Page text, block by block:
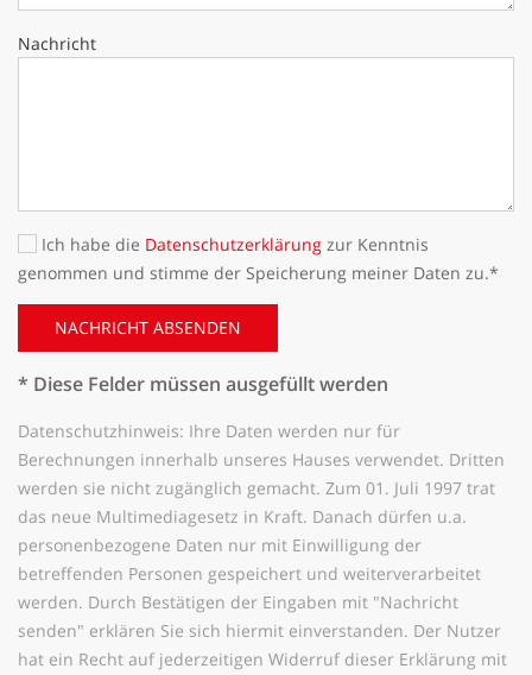
Nachricht
Ich habe die Datenschutzerklärung zur Kenntnis
genommen und stimme der Speicherung meiner Daten zu.*
NACHRICHT ABSENDEN
* Diese Felder müssen ausgefüllt werden
Datenschutzhinweis: Ihre Daten werden nur für
Berechnungen innerhalb unseres Hauses verwendet. Dritten
werden sie nicht zugänglich gemacht. Zum 01. Juli 1997 trat
das neue Multimediagesetz in Kraft. Danach dürfen u.a.
personenbezogene Daten nur mit Einwilligung der
betreffenden Personen gespeichert und weiterverarbeitet
werden. Durch Bestätigen der Eingaben mit "Nachricht
senden" erklären Sie sich hiermit einverstanden. Der Nutzer
hat ein Recht auf jederzeitigen Widerruf dieser Erklärung mit